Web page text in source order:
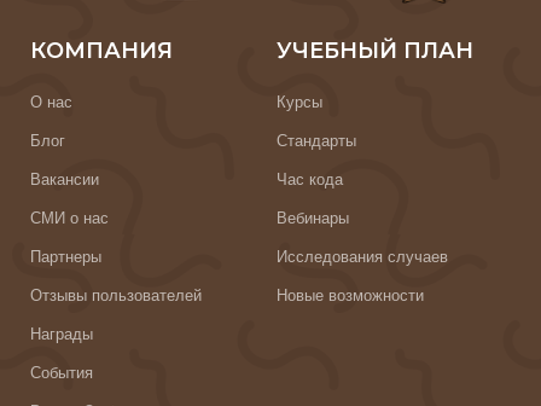
КОМПАНИЯ
О нас
Блог
Вакансии
СМИ о нас
Партнеры
Отзывы пользователей
Награды
События
УЧЕБНЫЙ ПЛАН
Курсы
Стандарты
Час кода
Вебинары
Исследования случаев
Новые возможности